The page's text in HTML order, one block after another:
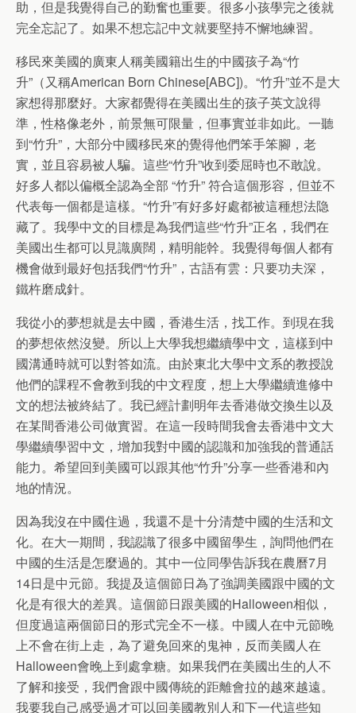
助，但是我覺得自己的勤奮也重要。很多小孩學完之後就
完全忘記了。如果不想忘記中文就要堅持不懈地練習。
移民來美國的廣東人稱美國籍出生的中國孩子為“竹
升”（又稱American Born Chinese[ABC])。“竹升”並不是大
家想得那麼好。大家都覺得在美國出生的孩子英文說得
準，性格像老外，前景無可限量，但事實並非如此。一聽
到“竹升”，大部分中國移民來的覺得他們笨手笨腳，老
實，並且容易被人騙。這些“竹升”收到委屈時也不敢說。
好多人都以偏概全認為全部 “竹升” 符合這個形容，但並不
代表每一個都是這樣。“竹升”有好多好處都被這種想法隐
藏了。我學中文的目標是為我們這些“竹升”正名，我們在
美國出生都可以見識廣闊，精明能幹。我覺得每個人都有
機會做到最好包括我們“竹升”，古語有雲：只要功夫深，
鐵杵磨成針。
我從小的夢想就是去中國，香港生活，找工作。到現在我
的夢想依然沒變。所以上大學我想繼續學中文，這樣到中
國溝通時就可以對答如流。由於東北大學中文系的教授說
他們的課程不會教到我的中文程度，想上大學繼續進修中
文的想法被終結了。我已經計劃明年去香港做交換生以及
在某間香港公司做實習。在這一段時間我會去香港中文大
學繼續學習中文，增加我對中國的認識和加強我的普通話
能力。希望回到美國可以跟其他“竹升”分享一些香港和內
地的情況。
因為我沒在中國住過，我還不是十分清楚中國的生活和文
化。在大一期間，我認識了很多中國留學生，詢問他們在
中國的生活是怎麼過的。其中一位同學告訴我在農曆7月
14日是中元節。我提及這個節日為了強調美國跟中國的文
化是有很大的差異。這個節日跟美國的Halloween相似，
但度過這兩個節日的形式完全不一樣。中國人在中元節晚
上不會在街上走，為了避免回來的鬼神，反而美國人在
Halloween會晚上到處拿糖。如果我們在美國出生的人不
了解和接受，我們會跟中國傳統的距離會拉的越來越遠。
我要我自己感受過才可以回美國教別人和下一代這些知